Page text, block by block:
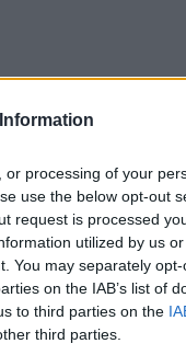
processing of your
use the below opt-out
request is processed
utilized by us
You may separately
on the IAB’s list of
to third parties on the
third parties.
significativi
tra le